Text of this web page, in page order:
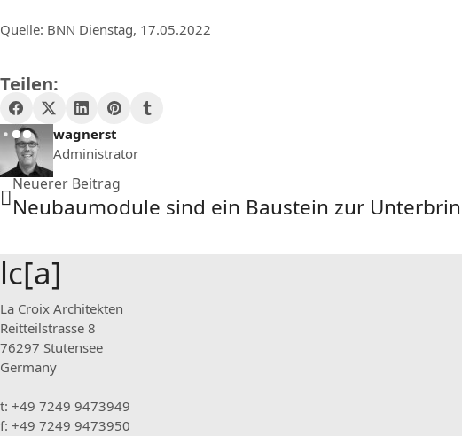
Quelle: BNN Dienstag, 17.05.2022
Teilen:
wagnerst
Administrator
Neuerer Beitrag
lc[a]
La Croix Architekten
Reitteilstrasse 8
76297 Stutensee
Germany
t: +49 7249 9473949
f: +49 7249 9473950